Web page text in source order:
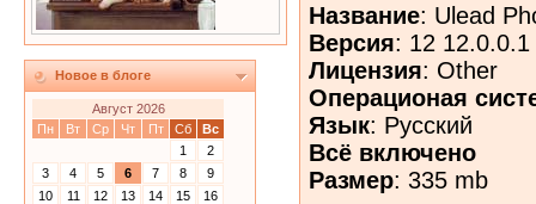
Новое в блоге
Август 2026
Пн
Вт Ср Чт Пт Сб
Вс
1
2
3
4 5 6 7 8
9
10
11 12 13 14 15
16
Название: Ulead
Версия: 12 12.0.0.1
Лицензия: Other
Операционая
Язык: Русский
Всё включено
Размер: 335 mb